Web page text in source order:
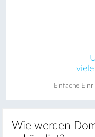
Einfache
Wie werden